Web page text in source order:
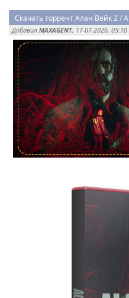
Добавил MAXAGENT, 17-07-2026, 05:10